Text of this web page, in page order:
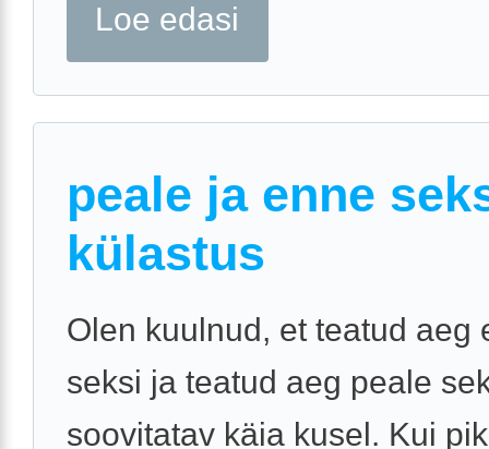
Loe edasi
peale ja enne
külastus
Olen kuulnud, et teatud aeg
seksi ja teatud aeg peale
soovitatav käia kusel. Kui